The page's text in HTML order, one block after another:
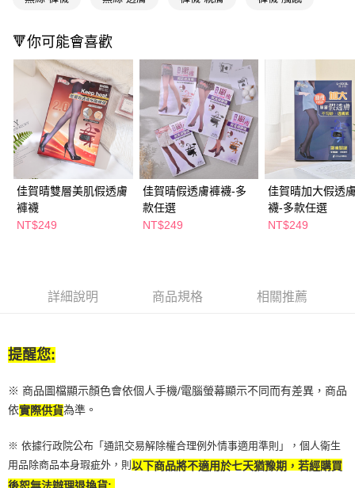
１．於結帳方式選擇「AFTEE先享後付」後，將跳轉至「AFTEE先享後付」
結帳頁面，進行簡訊認證並確認金額後，即可完成結帳。
２．訂單成立數日內，您將收到繳費通知簡訊。
３．收到繳費通知簡訊後14天內，點擊此簡訊中的連結，可透過四大超商／
ATM／網路銀行／等多元方式進行付款，方視為交易完成。
※ 請注意：結帳手續完成當下不需立刻繳費，但若您需要取消訂單，請聯絡
購買商品的店家。未經商家同意取消之訂單仍視為有效，需透過AFTEE先享
後付繳納相關費用。
※ 交易是否成功請以「AFTEE先享後付 」之結帳頁面顯示為準，若有關於
是否繳費成功／繳費後需取消欲退款等相關疑問，請聯繫「AFTEE先享後付
客戶支援中心」
https://netprotections.freshdesk.com/support/home
２．關於個人資料處理事宜，請瀏覽以下網址：
任。
時審查核予不同之上限額度；若仍有額度不足之情形，本公司將視審查結果
請求用戶進行身份認證。
５．嚴禁一人註冊多個帳號或使用他人資訊註冊。若發現惡意使用之情形，
運送方式
全家取貨付款
付款後全家取貨
每筆NT$65，滿NT$390(含以上)免運費
萊爾富取貨付款
每筆NT$65，滿NT$490(含以上)免運費
付款後萊爾富取貨
每筆NT$65，滿NT$490(含以上)免運費
每筆NT$65，滿NT$490(含以上)免運費
每筆NT$100，滿NT$790(含以上)免運費
付款後寶雅門市自取(由倉庫統一出貨)
每筆NT$80，滿NT$290(含以上)免運費
🔻你可能會喜歡
佳賀晴雙層美肌假透膚
褲襪
NT$249
佳賀晴假透膚褲襪-多
款任選
NT$249
佳賀晴加大假透
襪-多款任選
NT$249
詳細說明 商品規格 相關推薦
提醒您:
※ 商品圖檔顯示顏色會依個人手機/電腦螢幕顯示不同而有差異，商品
依實際供貨為準。
※ 依據行政院公布「通訊交易解除權合理例外情事適用準則」，個人衛生
用品除商品本身瑕疵外，則 以下商品將不適用於七天猶豫期，若經購買